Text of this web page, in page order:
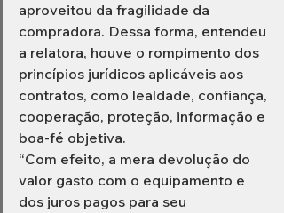
aproveitou da fragilidade da
compradora. Dessa forma, entendeu
a relatora, houve o rompimento dos
princípios jurídicos aplicáveis aos
contratos, como lealdade, confiança,
cooperação, proteção, informação e
boa-fé objetiva.
“Com efeito, a mera devolução do
valor gasto com o equipamento e
dos juros pagos para seu